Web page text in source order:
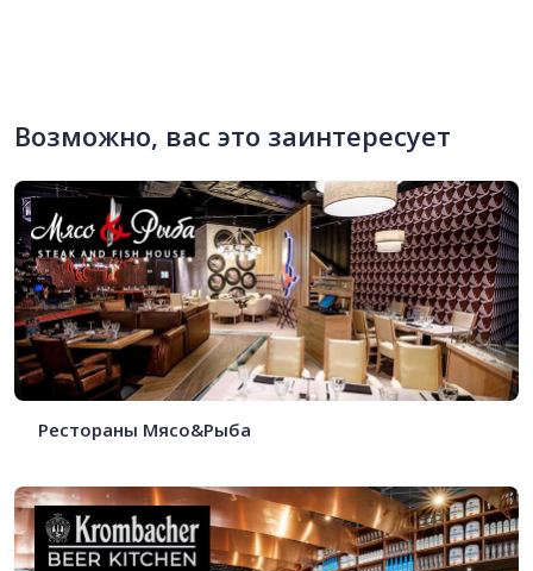
Возможно, вас это заинтересует
Рестораны Мясо&Рыба